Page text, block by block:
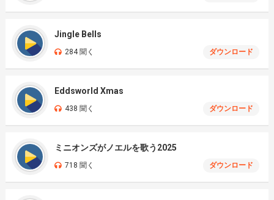
Jingle Bells
284 聞く ダウンロード
Eddsworld Xmas
438 聞く ダウンロード
ミニオンズがノエルを歌う2025
718 聞く ダウンロード